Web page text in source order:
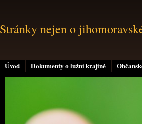
Úvod Dokumenty o lužní krajině
Stránky nejen o